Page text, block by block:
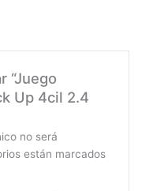
“Juego
Up 4cil 2.4
no será
están marcados